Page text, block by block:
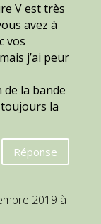
V est très
avez à
vos
j’ai peur
la bande
toujours la
Réponse
2019 à